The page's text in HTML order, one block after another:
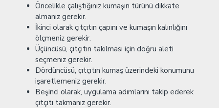
Öncelikle çalıştığınız kumaşın türünü dikkate
almanız gerekir.
İkinci olarak çıtçıtın çapını ve kumaşın kalınlığını
ölçmeniz gerekir.
Üçüncüsü, çıtçıtın takılması için doğru aleti
seçmeniz gerekir.
Dördüncüsü, çıtçıtın kumaş üzerindeki konumunu
işaretlemeniz gerekir.
Beşinci olarak, uygulama adımlarını takip ederek
çıtçıtı takmanız gerekir.